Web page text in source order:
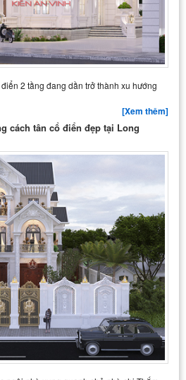
2 tầng đang dần trở thành xu hướng
[Xem thêm]
cách tân cổ điển đẹp tại Long